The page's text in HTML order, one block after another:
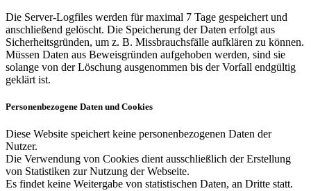
Die Server-Logfiles werden für maximal 7 Tage gespeichert und
anschließend gelöscht. Die Speicherung der Daten erfolgt aus
Sicherheitsgründen, um z. B. Missbrauchsfälle aufklären zu können.
Müssen Daten aus Beweisgründen aufgehoben werden, sind sie
solange von der Löschung ausgenommen bis der Vorfall endgültig
geklärt ist.
Personenbezogene Daten und Cookies
Diese Website speichert keine personenbezogenen Daten der
Nutzer.
Die Verwendung von Cookies dient ausschließlich der Erstellung
von Statistiken zur Nutzung der Webseite.
Es findet keine Weitergabe von statistischen Daten, an Dritte statt.